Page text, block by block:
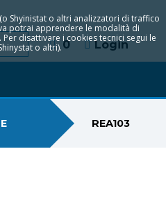
Shyinistat o altri analizzatori di traffico
potrai apprendere le modalità di
disattivare i cookies tecnici segui le
o altri).
Login
0
REA103